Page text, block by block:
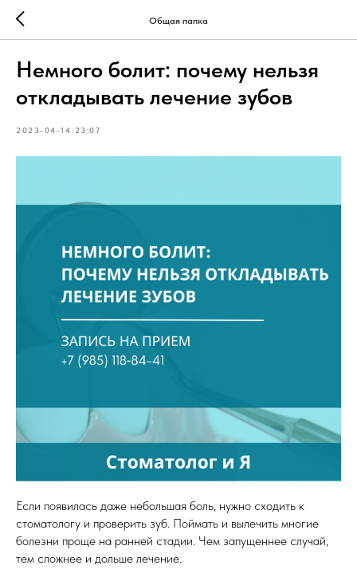
Общая папка
Немного болит: почему нельзя
откладывать лечение зубов
2023-04-14 23:07
Если появилась даже небольшая боль, нужно сходить к
стоматологу и проверить зуб. Поймать и вылечить многие
болезни проще на ранней стадии. Чем запущеннее случай,
тем сложнее и дольше лечение.